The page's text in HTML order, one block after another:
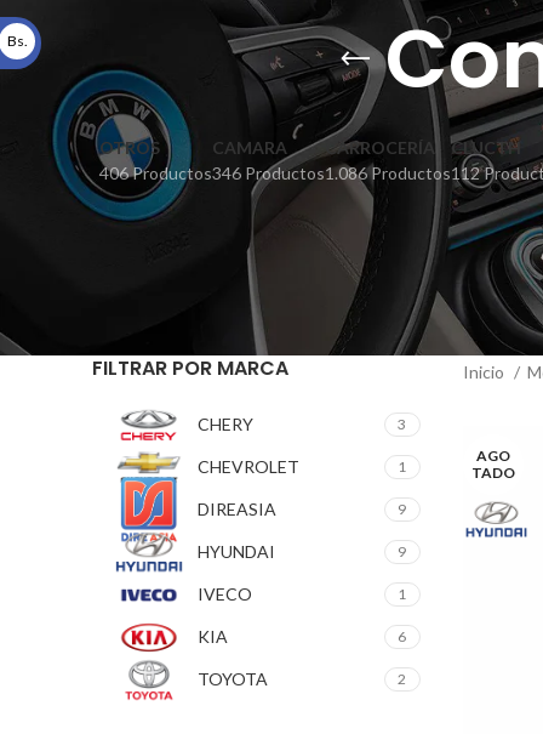
OTROS
406 Productos
CAMARA
346 Productos
CARROCERÍA
1.086 Productos
CLUCTH
112
FILTRAR POR MARCA
CHERY 3
CHEVROLET 1
DIREASIA 9
HYUNDAI 9
IVECO 1
KIA 6
TOYOTA 2
Inicio
AGO
TADO
Bs.